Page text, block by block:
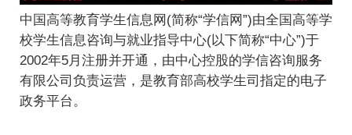
中国高等教育学生信息网(简称“学信网”)由全国高等学
校学生信息咨询与就业指导中心(以下简称“中心”)于
2002年5月注册并开通，由中心控股的学信咨询服务
有限公司负责运营，是教育部高校学生司指定的电子
政务平台。